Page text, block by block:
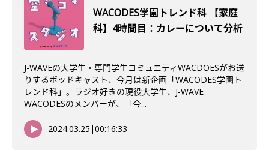
WACODES学園トレンド科 【家庭
科】4時間目：カレーについて分析
J-WAVEの大学生・専門学生コミュニティWACDOESがお送
りするポッドキャスト、今月は新企画「WACODES学園ト
レンド科」。ラジオ好きの現役大学生、J-WAVE
WACODESのメンバーが、「今...
2024.03.25 |00:16:33